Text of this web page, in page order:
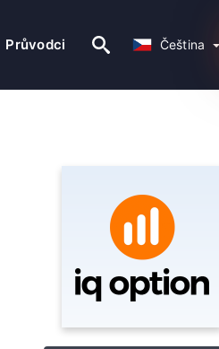
Průvodci Čeština